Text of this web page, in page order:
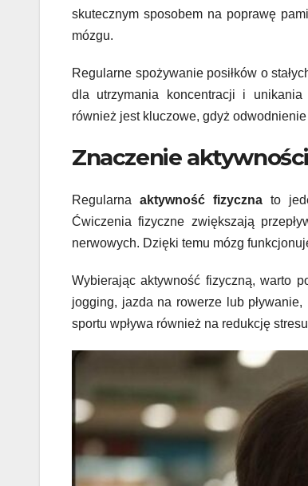
skutecznym sposobem na poprawę
mózgu.
Regularne spożywanie posiłków o
dla utrzymania koncentracji i unikania
również jest kluczowe, gdyż
Znaczenie
Regularna aktywność fizycznato
Ćwiczenia fizyczne zwiększają
nerwowych. Dzięki temu mózg
Wybierając aktywność fizyczną, warto
jogging, jazda na rowerze lub
sportu wpływa również na redukcję